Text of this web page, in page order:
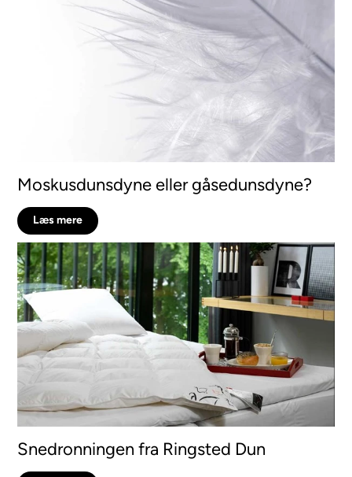
Moskusdunsdyne eller gåsedunsdyne?
Læs mere
Snedronningen fra Ringsted Dun